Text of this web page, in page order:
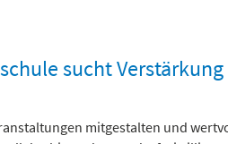
sucht Verstärkung
mitgestalten und